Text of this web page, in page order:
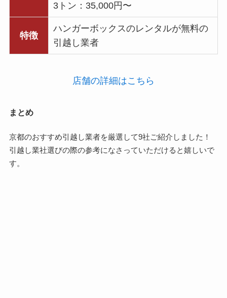
3トン：35,000円〜
特徴
ハンガーボックスのレンタルが無料の
引越し業者
店舗の詳細はこちら
まとめ
京都のおすすめ引越し業者を厳選して9社ご紹介しました！
引越し業社選びの際の参考になさっていただけると嬉しいで
す。